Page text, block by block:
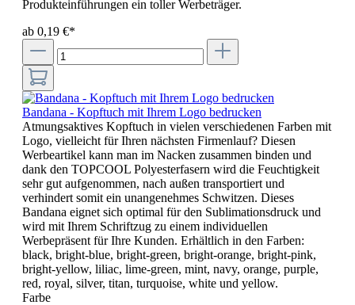
Produkteinführungen ein toller Werbeträger.
ab 0,19 €*
Bandana - Kopftuch mit Ihrem Logo bedrucken
Atmungsaktives Kopftuch in vielen verschiedenen Farben mit
Logo, vielleicht für Ihren nächsten Firmenlauf? Diesen
Werbeartikel kann man im Nacken zusammen binden und
dank den TOPCOOL Polyesterfasern wird die Feuchtigkeit
sehr gut aufgenommen, nach außen transportiert und
verhindert somit ein unangenehmes Schwitzen. Dieses
Bandana eignet sich optimal für den Sublimationsdruck und
wird mit Ihrem Schriftzug zu einem individuellen
Werbepräsent für Ihre Kunden. Erhältlich in den Farben:
black, bright-blue, bright-green, bright-orange, bright-pink,
bright-yellow, liliac, lime-green, mint, navy, orange, purple,
red, royal, silver, titan, turquoise, white und yellow.
Farbe